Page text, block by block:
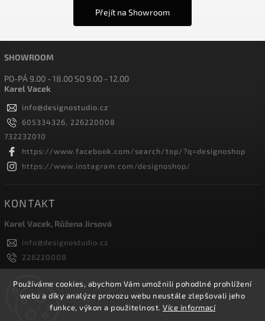
Používáme cookies, abychom Vám umožnili pohodlné prohlížení
webu a díky analýze provozu webu neustále zlepšovali jeho
funkce, výkon a použitelnost. Více informací
Přejít na Showroom
SHOWROOM
PO-PÁ 9.00 - 18.00 SO 9.00 - 12.00
Karel Vacek
info@designostudio.cz
605334326, 226220008
732232010
https://www.facebook.com/search/top/?q=designoshop
https://www.instagram.com/designoshop/
KONTAKT
Karel Vacek, Růžena Jirsová
info@designostudio.cz
226220008
605334326, 732232010
Designoshop
designoshop